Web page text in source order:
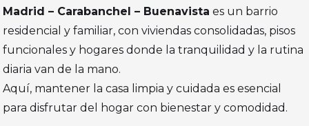
Madrid – Carabanchel – Buenavista es un barrio
residencial y familiar, con viviendas consolidadas, pisos
funcionales y hogares donde la tranquilidad y la rutina
diaria van de la mano.
Aquí, mantener la casa limpia y cuidada es esencial
para disfrutar del hogar con bienestar y comodidad.